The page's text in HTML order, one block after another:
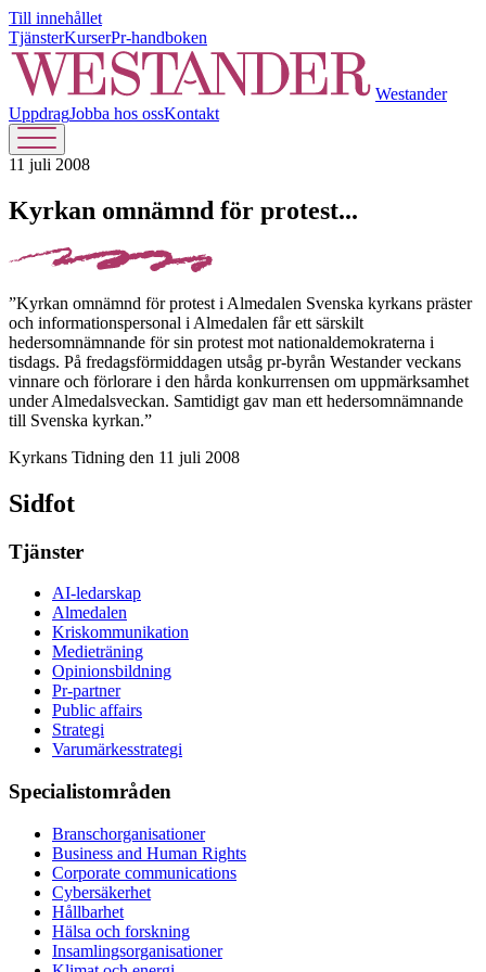
Till innehållet
TjänsterKurserPr-handboken
Westander
UppdragJobba hos ossKontakt
11 juli 2008
Kyrkan omnämnd för protest...
”Kyrkan omnämnd för protest i Almedalen Svenska kyrkans präster
och informationspersonal i Almedalen får ett särskilt
hedersomnämnande för sin protest mot nationaldemokraterna i
tisdags. På fredagsförmiddagen utsåg pr-byrån Westander veckans
vinnare och förlorare i den hårda konkurrensen om uppmärksamhet
under Almedalsveckan. Samtidigt gav man ett hedersomnämnande
till Svenska kyrkan.”
Kyrkans Tidning den 11 juli 2008
Sidfot
Tjänster
AI-ledarskap
Almedalen
Kris­kommunikation
Medieträning
Opinionsbildning
Pr-partner
Public affairs
Strategi
Varumärkesstrategi
Specialistområden
Branschorganisationer
Business and Human Rights
Corporate communications
Cybersäkerhet
Hållbarhet
Hälsa och forskning
Insamlingsorganisationer